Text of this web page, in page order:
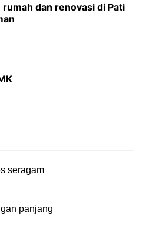
rumah dan renovasi di Pati
seragam
panjang